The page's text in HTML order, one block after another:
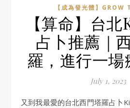
【成為發光體】GROW
【算命】台
占卜推薦｜
羅，進行一場
July 1, 2023
又到我最愛的台北西門塔羅占卜Kiwi塔羅森野秘境來問